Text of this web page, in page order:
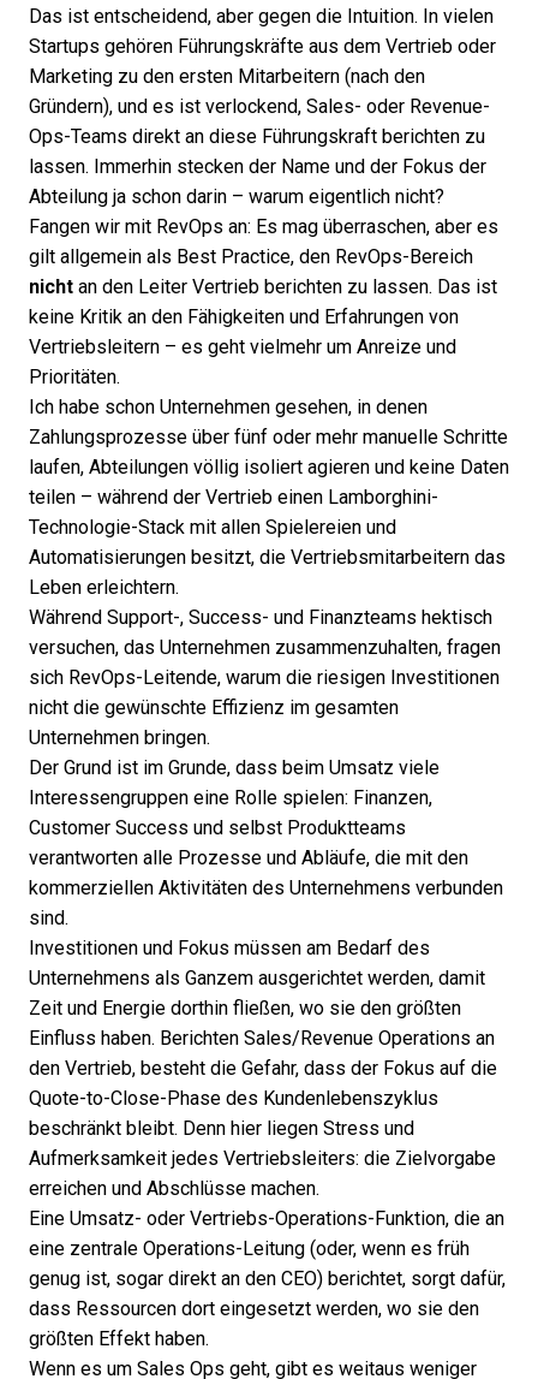
Das ist entscheidend, aber gegen die Intuition. In vielen
Startups gehören Führungskräfte aus dem Vertrieb oder
Marketing zu den ersten Mitarbeitern (nach den
Gründern), und es ist verlockend, Sales- oder Revenue-
Ops-Teams direkt an diese Führungskraft berichten zu
lassen. Immerhin stecken der Name und der Fokus der
Abteilung ja schon darin – warum eigentlich nicht?
Fangen wir mit RevOps an: Es mag überraschen, aber es
gilt allgemein als Best Practice, den RevOps-Bereich
nicht an den Leiter Vertrieb berichten zu lassen. Das ist
keine Kritik an den Fähigkeiten und Erfahrungen von
Vertriebsleitern – es geht vielmehr um Anreize und
Prioritäten.
Ich habe schon Unternehmen gesehen, in denen
Zahlungsprozesse über fünf oder mehr manuelle Schritte
laufen, Abteilungen völlig isoliert agieren und keine Daten
teilen – während der Vertrieb einen Lamborghini-
Technologie-Stack mit allen Spielereien und
Automatisierungen besitzt, die Vertriebsmitarbeitern das
Leben erleichtern.
Während Support-, Success- und Finanzteams hektisch
versuchen, das Unternehmen zusammenzuhalten, fragen
sich RevOps-Leitende, warum die riesigen Investitionen
nicht die gewünschte Effizienz im gesamten
Unternehmen bringen.
Der Grund ist im Grunde, dass beim Umsatz viele
Interessengruppen eine Rolle spielen: Finanzen,
Customer Success und selbst Produktteams
verantworten alle Prozesse und Abläufe, die mit den
kommerziellen Aktivitäten des Unternehmens verbunden
sind.
Investitionen und Fokus müssen am Bedarf des
Unternehmens als Ganzem ausgerichtet werden, damit
Zeit und Energie dorthin fließen, wo sie den größten
Einfluss haben. Berichten Sales/Revenue Operations an
den Vertrieb, besteht die Gefahr, dass der Fokus auf die
Quote-to-Close-Phase des Kundenlebenszyklus
beschränkt bleibt. Denn hier liegen Stress und
Aufmerksamkeit jedes Vertriebsleiters: die Zielvorgabe
erreichen und Abschlüsse machen.
Eine Umsatz- oder Vertriebs-Operations-Funktion, die an
eine zentrale Operations-Leitung (oder, wenn es früh
genug ist, sogar direkt an den CEO) berichtet, sorgt dafür,
dass Ressourcen dort eingesetzt werden, wo sie den
größten Effekt haben.
Wenn es um Sales Ops geht, gibt es weitaus weniger